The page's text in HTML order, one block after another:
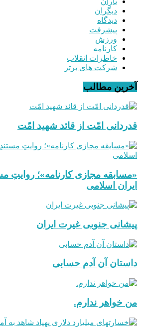
دیگران
دیدگاه
پیشرفت
ورزش
کارنامه
خاطرات انقلاب
شرکت های برتر
آخرین مطالب
قدردانی امّت از قائد شهید امّت
«مسابقه مجازی کارنامه»؛ روایتِ
ایران اسلامی
پیشانی جنوبی غیرت ایران
داستان آن آدم حسابی
من خواهر ندارم.